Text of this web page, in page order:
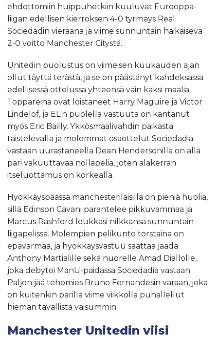
ehdottomiin huippuhetkiin kuuluvat Eurooppa-
liigan edellisen kierroksen 4-0 tyrmäys Real
Sociedadin vieraana ja viime sunnuntain häikäisevä
2-0 voitto Manchester Citystä.
Unitedin puolustus on viimeisen kuukauden ajan
ollut täyttä terästä, ja se on päästänyt kahdeksassa
edellisessä ottelussa yhteensä vain kaksi maalia.
Toppareina ovat loistaneet Harry Maguire ja Victor
Lindelöf, ja EL:n puolella vastuuta on kantanut
myös Eric Bailly. Ykkösmaalivahdin paikasta
taistelevalla ja molemmat osaottelut Sociedadia
vastaan uurastaneella Dean Hendersonilla on alla
pari vakuuttavaa nollapeliä, joten alakerran
itseluottamus on korkealla.
Hyökkäyspäässä manchesterilaisilla on pieniä huolia,
sillä Edinson Cavani parantelee pikkuvammaa ja
Marcus Rashford loukkasi nilkkansa sunnuntain
liigapelissä. Molempien pelikunto torstaina on
epävarmaa, ja hyökkäysvastuu saattaa jäädä
Anthony Martialille sekä nuorelle Amad Diallolle,
joka debytoi ManU-paidassa Sociedadia vastaan.
Paljon jää tehomies Bruno Fernandesin varaan, joka
on kuitenkin parilla viime viikkolla puhallellut
hieman tavallista vaisummin.
Manchester Unitedin viisi